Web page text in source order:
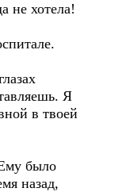
не хотела!
Я
в твоей
было
назад,